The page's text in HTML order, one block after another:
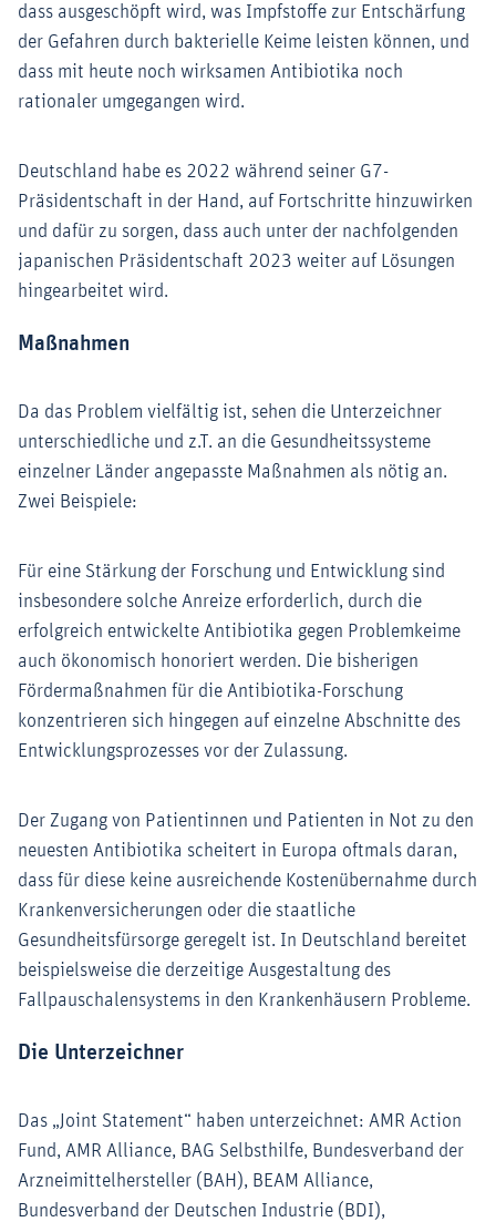
dass ausgeschöpft wird, was Impfstoffe zur Entschärfung
der Gefahren durch bakterielle Keime leisten können, und
dass mit heute noch wirksamen Antibiotika noch
rationaler umgegangen wird.
Deutschland habe es 2022 während seiner G7-
Präsidentschaft in der Hand, auf Fortschritte hinzuwirken
und dafür zu sorgen, dass auch unter der nachfolgenden
japanischen Präsidentschaft 2023 weiter auf Lösungen
hingearbeitet wird.
Maßnahmen
Da das Problem vielfältig ist, sehen die Unterzeichner
unterschiedliche und z.T. an die Gesundheitssysteme
einzelner Länder angepasste Maßnahmen als nötig an.
Zwei Beispiele:
Für eine Stärkung der Forschung und Entwicklung sind
insbesondere solche Anreize erforderlich, durch die
erfolgreich entwickelte Antibiotika gegen Problemkeime
auch ökonomisch honoriert werden. Die bisherigen
Fördermaßnahmen für die Antibiotika-Forschung
konzentrieren sich hingegen auf einzelne Abschnitte des
Entwicklungsprozesses vor der Zulassung.
Der Zugang von Patientinnen und Patienten in Not zu den
neuesten Antibiotika scheitert in Europa oftmals daran,
dass für diese keine ausreichende Kostenübernahme durch
Krankenversicherungen oder die staatliche
Gesundheitsfürsorge geregelt ist. In Deutschland bereitet
beispielsweise die derzeitige Ausgestaltung des
Fallpauschalensystems in den Krankenhäusern Probleme.
Die Unterzeichner
Das „Joint Statement“ haben unterzeichnet: AMR Action
Fund, AMR Alliance, BAG Selbsthilfe, Bundesverband der
Arzneimittelhersteller (BAH), BEAM Alliance,
Bundesverband der Deutschen Industrie (BDI),